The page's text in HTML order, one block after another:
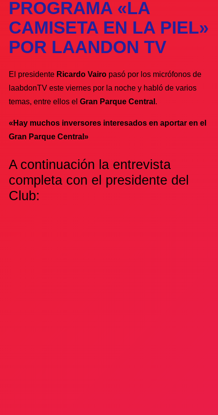
PROGRAMA «LA
CAMISETA EN LA PIEL»
POR LAANDON TV
El presidente Ricardo Vairo pasó por los micrófonos de
laabdonTV este viernes por la noche y habló de varios
temas, entre ellos el Gran Parque Central .
«Hay muchos inversores interesados en aportar en el
Gran Parque Central»
A continuación la entrevista
completa con el presidente del
Club: